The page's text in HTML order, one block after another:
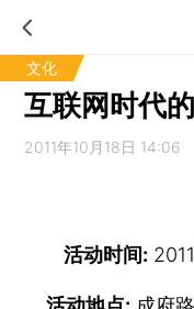
文化
互联网时代
2011年10月18日 14:06
活动时间: